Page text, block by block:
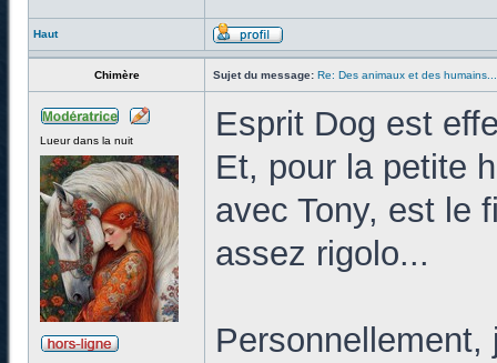
Haut
Chimère Sujet du message: Re: Des animaux et des humains...
Lueur dans la nuit
Esprit Dog est
Et, pour la petite
avec Tony, est le
assez rigolo...
Personnellement,